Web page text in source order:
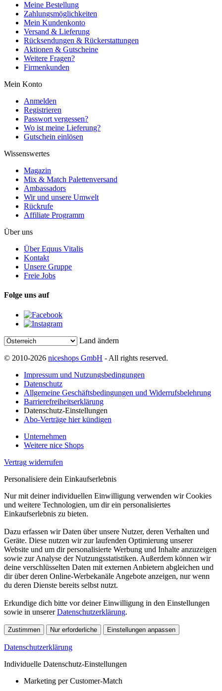
Meine Bestellung
Zahlungsmöglichkeiten
Mein Kundenkonto
Versand & Lieferung
Rücksendungen & Rückerstattungen
Aktionen & Gutscheine
Weitere Fragen?
Firmenkunden
Mein Konto
Anmelden
Registrieren
Passwort vergessen?
Wo ist meine Lieferung?
Gutschein einlösen
Wissenswertes
Magazin
Mix & Match Palettenversand
Ambassadors
Wir und unsere Umwelt
Rückrufe
Affiliate Programm
Über uns
Über Equus Vitalis
Kontakt
Unsere Gruppe
Freie Jobs
Folge uns auf
Land ändern
© 2010-2026 niceshops GmbH - All rights reserved.
Impressum und Nutzungsbedingungen
Datenschutz
Allgemeine Geschäftsbedingungen und Widerrufsbelehrung
Barrierefreiheitserklärung
Datenschutz-Einstellungen
Abo-Verträge hier kündigen
Unternehmen
Weitere nice Shops
Vertrag widerrufen
Personalisiere dein Einkaufserlebnis
Nur mit deiner individuellen Einwilligung verwenden wir Cookies
und weitere Technologien, um dir ein personalisiertes
Einkaufserlebnis zu bieten.
Dazu erfassen wir Daten über unsere Nutzer, deren Verhalten und
Geräte. Diese nutzen wir zur laufenden Optimierung unserer
Website und um dir personalisierte Werbung und Inhalte anzuzeigen
sowie zur Analyse der Nutzungsstatistiken. Außerdem können wir
deine verschlüsselten Daten mit externen Anbietern abgleichen und
dir über deren Online-Werbekanäle Angebote anzeigen, nur wenn
du deren Dienste bereits selbst nutzt.
Erkundige dich bitte vor deiner Einwilligung in den Einstellungen
sowie in unsererDatenschutzerklärung.
Zustimmen Nur erforderliche Einstellungen anpassen
Datenschutzerklärung
Individuelle Datenschutz-Einstellungen
Marketing per Customer-Match